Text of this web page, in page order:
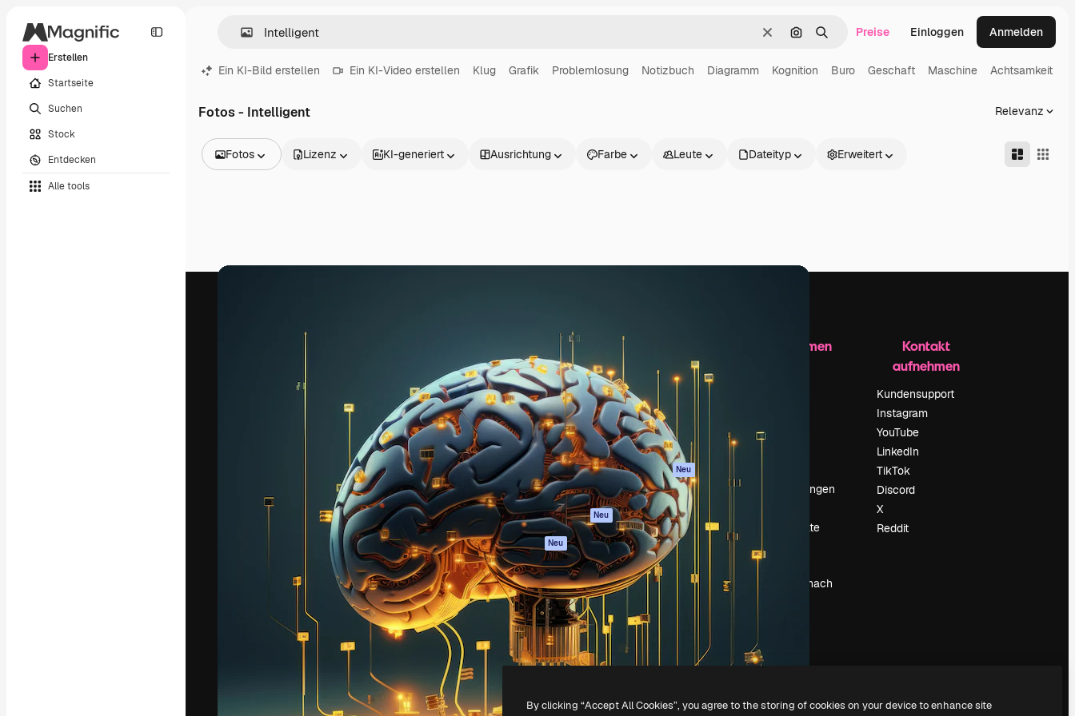
Erstellen
Startseite
Suchen
Stock
Entdecken
Alle tools
LöschenNach Bild suchen
SuchenPreise Einloggen Anmelden
Ein KI-Bild erstellen Ein KI-Video erstellen Klug Grafik Problemlosung Notizbuch Diagramm Kognition Buro Geschaft Maschine Achtsamkeit
Fotos - Intelligent Relevanz
Fotos
Videos
Lizenz KI-generiert Ausrichtung Farbe Leute Dateityp Erweitert
Die kreative Plattform, um deine beste
Arbeit zu verwirklichen. Mehr als 1 Million
Abonnenten unter Kreativen, Unternehmen,
Agenturen und Studios.
Spaces
KI-Assistent
KI-Bildgenerator
KI-Videogenerator
KI-
Stimmengenerator
Stock-Inhalte
MCP für
Claude/ChatGPT
Neu
Agenten Neu
API
Mobile App
Alle Magnific-Tools
Academy
Dokumentation
Support
AGB
Datenschutzerklärung
Originale Neu
Cookie-Richtlinie
Vertrauenszentrum
Partner
Unternehmen
Unternehmen
Karriere
Veranstaltungen
Deine Inhalte
Pressesaal
Suchst du nach
Kontakt
aufnehmen
Kundensupport
Instagram
YouTube
LinkedIn
TikTok
Discord
X
Reddit
Copyright © 2010- Freepik Company S.L.U. Alle Rechte vorbehalten
By clicking “Accept All Cookies”, you agree to the storing of cookies on your device to enhance site